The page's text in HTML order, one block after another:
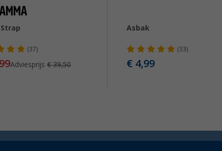
(37)
Adviesprijs € 39,50
Asbak
(33)
€ 4,99